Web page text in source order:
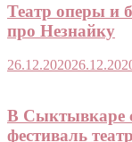
Театр оперы и
про Незнайку
26.12.2020
В Сыктывкаре
фестиваль